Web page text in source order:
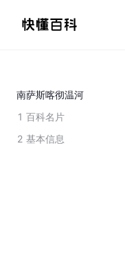
南萨斯喀彻温河
1 百科名片
2 基本信息